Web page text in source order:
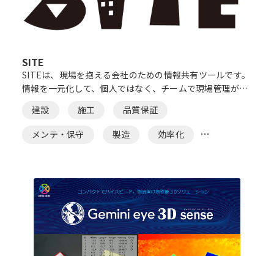
SITE
SITEは、現場を抱える会社のための情報共有ツールです。
情報を一元化して、個人ではなく、チームで現場管理が出
ームワークを高め、組織の成長を後押しします。
建設 施工
品質保証
メンテ・保守
製造
効率化